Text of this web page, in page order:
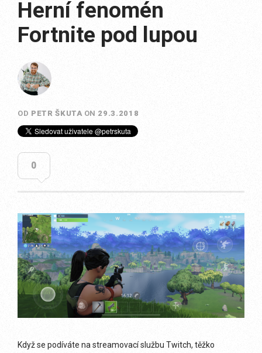
Herní fenomén
Fortnite pod lupou
OD PETR ŠKUTA ON 29.3.2018
0
Když se podíváte na streamovací službu Twitch, těžko